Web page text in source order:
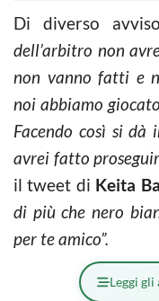
Di diverso
dell’arbitro non
non vanno fatti e
noi abbiamo
Facendo così si dà
avrei fatto
il tweet di Keita
di più che nero
per te amico”.
Leggi